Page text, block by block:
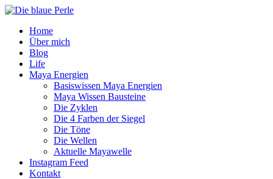
Skip
main
content
Menu
Home
Über mich
Blog
Life
Maya Energien
Basiswissen Maya Energien
Maya Wissen Bausteine
Die Zyklen
Die 4 Farben der Siegel
Die Töne
Die Wellen
Aktuelle Mayawelle
Instagram Feed
Kontakt